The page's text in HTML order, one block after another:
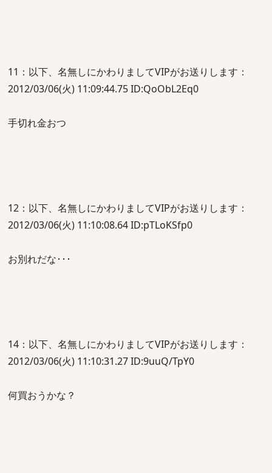
11：以下、名無しにかわりましてVIPがお送りします：
2012/03/06(火) 11:09:44.75 ID:QoObL2Eq0
手切れ金おつ
12：以下、名無しにかわりましてVIPがお送りします：
2012/03/06(火) 11:10:08.64 ID:pTLoKSfp0
お別れだな･･･
14：以下、名無しにかわりましてVIPがお送りします：
2012/03/06(火) 11:10:31.27 ID:9uuQ/TpY0
何買おうかな？